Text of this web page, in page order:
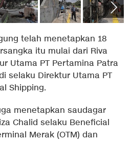
telah menetapkan 18
itu mulai dari Riva
Utama PT Pertamina Patra
selaku Direktur Utama PT
Shipping.
menetapkan saudagar
Chalid selaku Beneficial
Merak (OTM) dan